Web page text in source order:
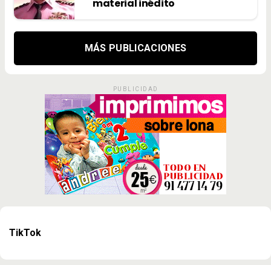
material inédito
MÁS PUBLICACIONES
PUBLICIDAD
TikTok